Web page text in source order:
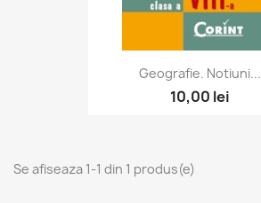
Geografie. Notiuni...
10,00 lei
Se afiseaza 1-1 din 1 produs(e)